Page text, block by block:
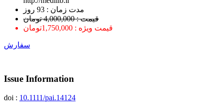
ﻣﺪﺕ ﺯﻣﺎﻥ : 93 ﺭﻭﺯ
قیمت : 4,000,000 تومان
قیمت ویژه : 1,750,000تومان
سفارش
Issue Information
doi : 10.1111/pai.14124